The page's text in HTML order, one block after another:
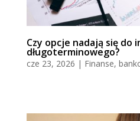
Czy opcje nadają się do
długoterminowego?
cze 23, 2026 | Finanse,